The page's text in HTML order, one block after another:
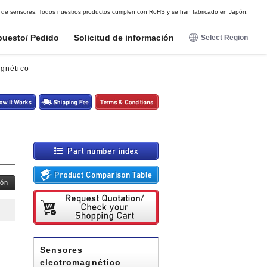
DE FR ES
sensores. Todos nuestros productos cumplen con RoHS y se han fabricado en Japón.
Pedido Solicitud de información Select Region
Sensores de proximidad
Sensor de choque
potenciómetros digitales
Pulsadores luminosos
Arnés conector
Soporte de montaje - Arnés
conector
Sensores de proximidad
Sensor de choque
potenciómetros digitales
Pulsadores luminosos
Arnés conector
Soporte de montaje - Arnés
conector
Sensores
electromagnético